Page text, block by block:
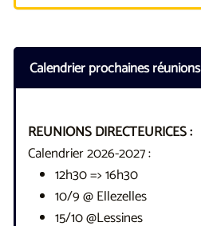
Calendrier prochaines réunions
REUNIONS DIRECTEURICES :
Calendrier 2026-2027 :
12h30 => 16h30
10/9 @ Ellezelles
15/10 @Lessines